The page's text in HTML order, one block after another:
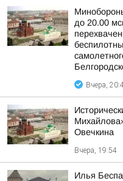
до 20.00
Вчера,
Овечкина
Вчера, 19:54
Илья